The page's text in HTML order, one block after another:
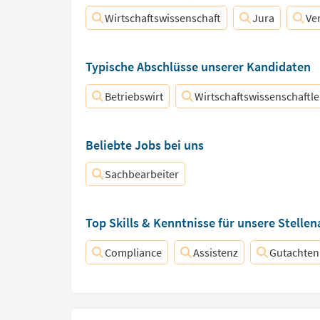
Wirtschaftswissenschaft Jura
Typische Abschlüsse unserer Kandidaten
Betriebswirt
Beliebte Jobs bei uns
Sachbearbeiter
Top Skills & Kenntnisse für unsere
Compliance Assistenz Gutachten